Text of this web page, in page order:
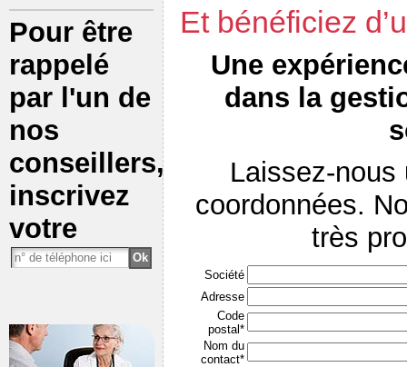
Pour être
rappelé
par l'un de
nos
conseillers,
inscrivez
votre
Et bénéficiez
Une
dans la
Laissez-
coordonnées.
très
Société
Adresse
Code
postal*
Nom du
contact*